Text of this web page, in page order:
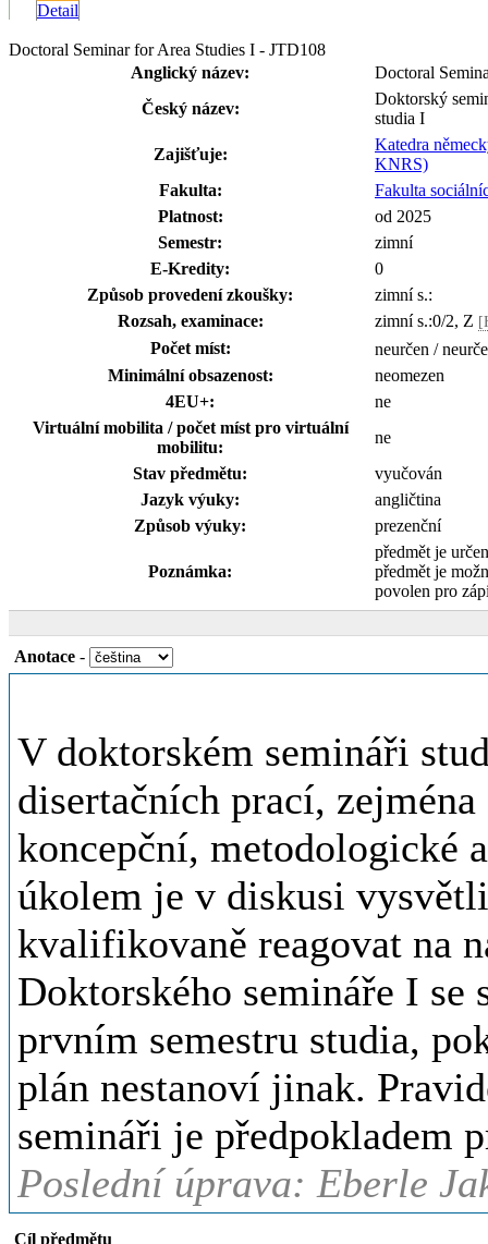
Detail
Doctoral Seminar for Area Studies I - JTD108
Anglický název:
Doctoral
Český název:
Doktorský
studia I
Zajišťuje:
Katedra
KNRS)
Fakulta:
Fakulta
Platnost:
od 2025
Semestr:
zimní
E-Kredity:
0
Způsob provedení zkoušky:
zimní s.:
Rozsah, examinace:
zimní s.:0/2, Z
Počet míst:
neurčen /
Minimální obsazenost:
neomezen
4EU+:
ne
Virtuální mobilita / počet míst pro virtuální
mobilitu:
ne
Stav předmětu:
vyučován
Jazyk výuky:
angličtina
Způsob výuky:
prezenční
Poznámka:
předmět je
předmět je
povolen pro
Anotace -
V doktorském semináři
disertačních prací,
koncepční, metodologické
úkolem je v diskusi
kvalifikovaně reagovat na
Doktorského semináře I
prvním semestru studia,
plán nestanoví jinak.
semináři je předpokladem
Poslední úprava: Eberle
Cíl předmětu